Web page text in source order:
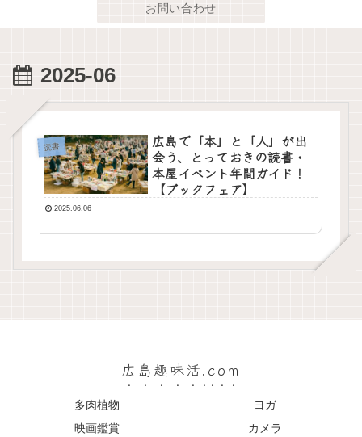
お問い合わせ
2025-06
読書
広島で「本」と「人」が出
会う、とっておきの読書・
本屋イベント年間ガイド！
【ブックフェア】
2025.06.06
広島趣味活.com
多肉植物
ヨガ
映画鑑賞
カメラ